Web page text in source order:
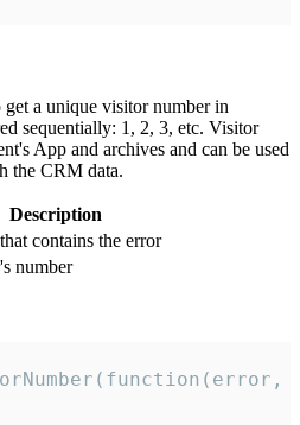
a unique visitor number in
sequentially: 1, 2, 3, etc. Visitor
App and archives and can be used
the CRM data.
Description
contains the error
number